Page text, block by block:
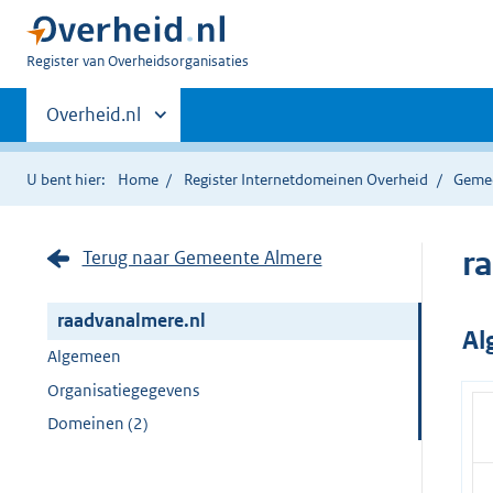
U
Register van Overheidsorganisaties
Primaire
navigatie
Andere
sites
binnen
Overheid.nl
U bent hier: Home Register Internetdomeinen Overheid
Terug naar Gemeente Almere
raadvanalmere.nl
Algemeen
Organisatiegegevens
Domeinen (2)